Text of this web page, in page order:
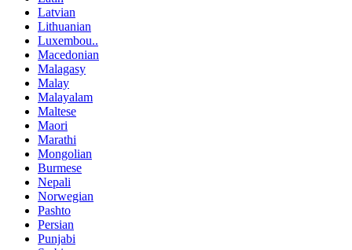
Latvian
Lithuanian
Luxembou..
Macedonian
Malagasy
Malay
Malayalam
Maltese
Maori
Marathi
Mongolian
Burmese
Nepali
Norwegian
Pashto
Persian
Punjabi